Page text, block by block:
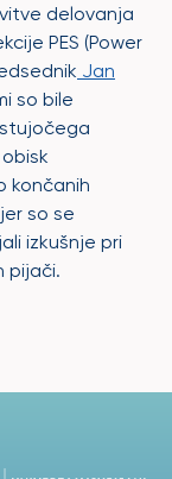
delovanja
PES (Power
Jan
so bile
obisk
končanih
so se
izkušnje pri
pijači.